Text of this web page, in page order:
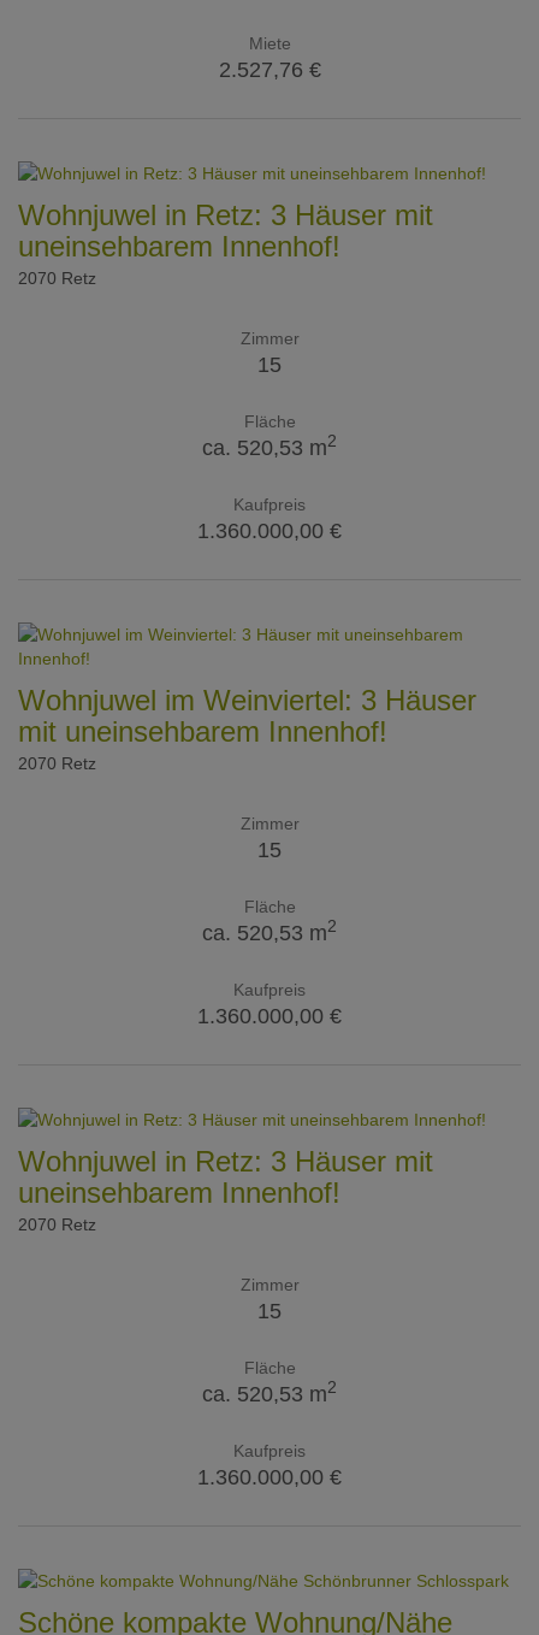
Miete
2.527,76 €
Wohnjuwel in Retz: 3 Häuser mit
uneinsehbarem Innenhof!
2070 Retz
Zimmer
15
Fläche
ca. 520,53 m2
Kaufpreis
1.360.000,00 €
Wohnjuwel im Weinviertel: 3 Häuser
mit uneinsehbarem Innenhof!
2070 Retz
Zimmer
15
Fläche
ca. 520,53 m2
Kaufpreis
1.360.000,00 €
Wohnjuwel in Retz: 3 Häuser mit
uneinsehbarem Innenhof!
2070 Retz
Zimmer
15
Fläche
ca. 520,53 m2
Kaufpreis
1.360.000,00 €
Schöne kompakte Wohnung/Nähe